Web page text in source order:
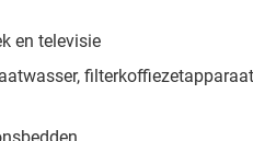
en televisie